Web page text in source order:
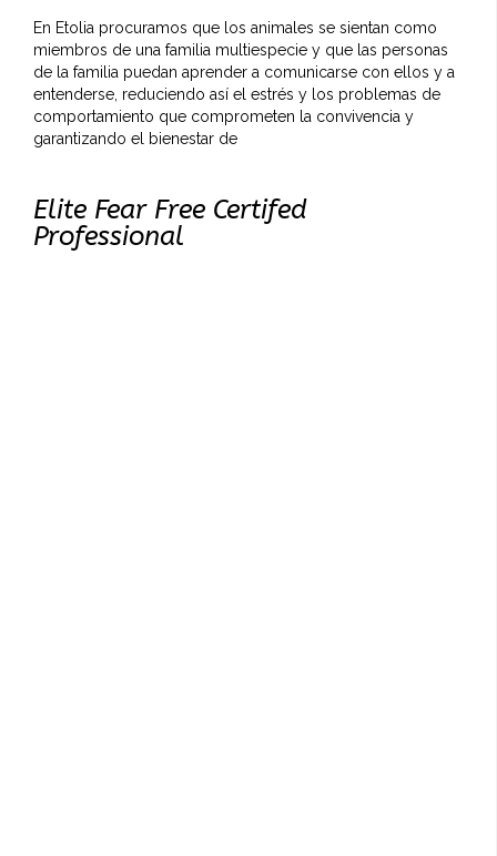
En Etolia procuramos que los animales se sientan como
miembros de una familia multiespecie y que las personas
de la familia puedan aprender a comunicarse con ellos y a
entenderse, reduciendo así el estrés y los problemas de
comportamiento que comprometen la convivencia y
garantizando el bienestar de
Elite Fear Free Certifed
Professional